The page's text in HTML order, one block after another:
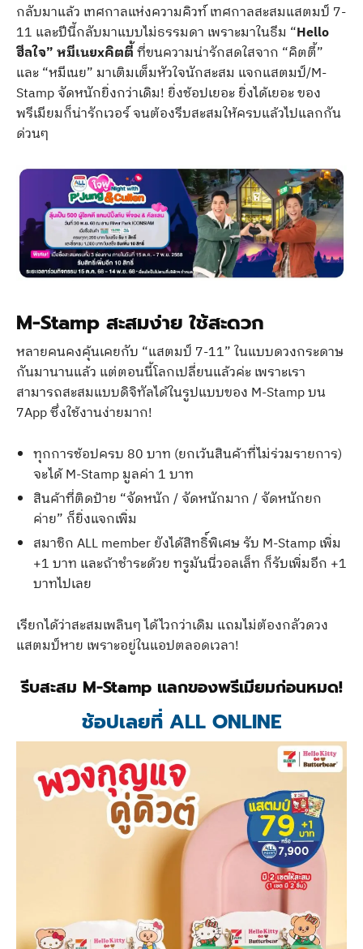
กลับมาแล้ว เทศกาลแห่งความคิวท์ เทศกาลสะสมแสตมป์ 7-
11 และปีนี้กลับมาแบบไม่ธรรมดา เพราะมาในธีม “Hello
ฮีลใจ” หมีเนยxคิตตี้ที่ขนความน่ารักสดใสจาก “คิตตี้”
และ “หมีเนย” มาเติมเต็มหัวใจนักสะสม แจกแสตมป์/M-
Stamp จัดหนักยิ่งกว่าเดิม! ยิ่งช้อปเยอะ ยิ่งได้เยอะ ของ
พรีเมียมก็น่ารักเวอร์ จนต้องรีบสะสมให้ครบแล้วไปแลกกัน
ด่วนๆ
M-Stamp สะสมง่าย ใช้สะดวก
หลายคนคงคุ้นเคยกับ “แสตมป์ 7-11” ในแบบดวงกระดาษ
กันมานานแล้ว แต่ตอนนี้โลกเปลี่ยนแล้วค่ะ เพราะเรา
สามารถสะสมแบบดิจิทัลได้ในรูปแบบของ M-Stamp บน
7App ซึ่งใช้งานง่ายมาก!
ทุกการช้อปครบ 80 บาท (ยกเว้นสินค้าที่ไม่ร่วมรายการ)
จะได้ M-Stamp มูลค่า 1 บาท
สินค้าที่ติดป้าย “จัดหนัก / จัดหนักมาก / จัดหนักยก
ค่าย” ก็ยิ่งแจกเพิ่ม
สมาชิก ALL member ยังได้สิทธิ์พิเศษ รับ M-Stamp เพิ่ม
+1 บาท และถ้าชำระด้วย ทรูมันนี่วอลเล็ท ก็รับเพิ่มอีก +1
บาทไปเลย
เรียกได้ว่าสะสมเพลินๆ ได้ไวกว่าเดิม แถมไม่ต้องกลัวดวง
แสตมป์หาย เพราะอยู่ในแอปตลอดเวลา!
รีบสะสม M-Stamp แลกของพรีเมียมก่อนหมด!
ช้อปเลยที่ ALL ONLINE